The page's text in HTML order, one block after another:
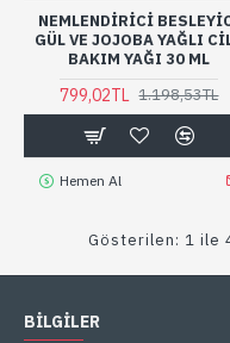
NEMLENDIRICI
GÜL VE JOJOBA YAĞLI
BAKIM YAĞI 30 ML
799,02TL 1.198,53TL
Hemen Al
Gösterilen: 1 ile
BİLGİLER